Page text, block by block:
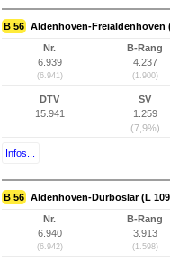
B 56 Aldenhoven-Freialdenhoven
Nr.
6.939
(6.941)
B-Rang
4.237
(1.900)
DTV
15.941
SV
1.259
(7,9%)
Infos...
B 56 Aldenhoven-Dürboslar (L
Nr.
6.940
(6.942)
B-Rang
3.913
(1.598)